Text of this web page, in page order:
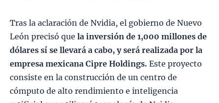
Tras la aclaración de Nvidia, el gobierno de Nuevo
León precisó que la inversión de 1,000 millones de
dólares sí se llevará a cabo, y será realizada por la
empresa mexicana Cipre Holdings. Este proyecto
consiste en la construcción de un centro de
cómputo de alto rendimiento e inteligencia